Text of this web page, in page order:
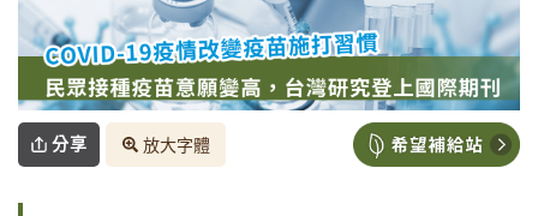
分享 放大字體